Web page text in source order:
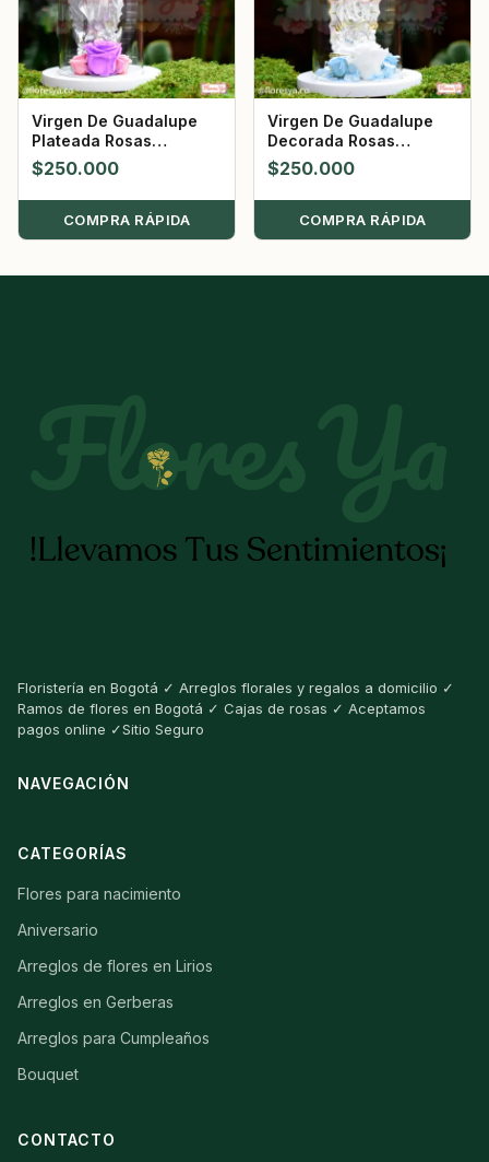
Virgen De Guadalupe
Plateada Rosas
Preservadas
$250.000
COMPRA RÁPIDA
Virgen De Guadalupe
Decorada Rosas
Preservadas
$250.000
COMPRA RÁPIDA
Floristería en Bogotá ✓ Arreglos florales y regalos a domicilio ✓
Ramos de flores en Bogotá ✓ Cajas de rosas ✓ Aceptamos
pagos online ✓Sitio Seguro
NAVEGACIÓN
CATEGORÍAS
Flores para nacimiento
Aniversario
Arreglos de flores en Lirios
Arreglos en Gerberas
Arreglos para Cumpleaños
Bouquet
CONTACTO